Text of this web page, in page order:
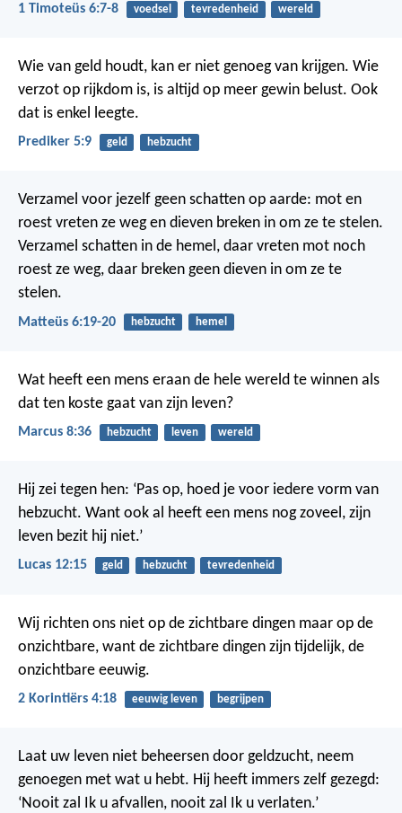
1 Timoteüs 6:7-8 voedsel tevredenheid wereld
Wie van geld houdt, kan er niet genoeg van krijgen. Wie
verzot op rijkdom is, is altijd op meer gewin belust. Ook
dat is enkel leegte.
Prediker 5:9 geld hebzucht
Verzamel voor jezelf geen schatten op aarde: mot en
roest vreten ze weg en dieven breken in om ze te stelen.
Verzamel schatten in de hemel, daar vreten mot noch
roest ze weg, daar breken geen dieven in om ze te
stelen.
Matteüs 6:19-20 hebzucht hemel
Wat heeft een mens eraan de hele wereld te winnen als
dat ten koste gaat van zijn leven?
Marcus 8:36 hebzucht leven wereld
Hij zei tegen hen: ‘Pas op, hoed je voor iedere vorm van
hebzucht. Want ook al heeft een mens nog zoveel, zijn
leven bezit hij niet.’
Lucas 12:15 geld hebzucht tevredenheid
Wij richten ons niet op de zichtbare dingen maar op de
onzichtbare, want de zichtbare dingen zijn tijdelijk, de
onzichtbare eeuwig.
2 Korintiërs 4:18 eeuwig leven begrijpen
Laat uw leven niet beheersen door geldzucht, neem
genoegen met wat u hebt. Hij heeft immers zelf gezegd:
‘Nooit zal Ik u afvallen, nooit zal Ik u verlaten.’